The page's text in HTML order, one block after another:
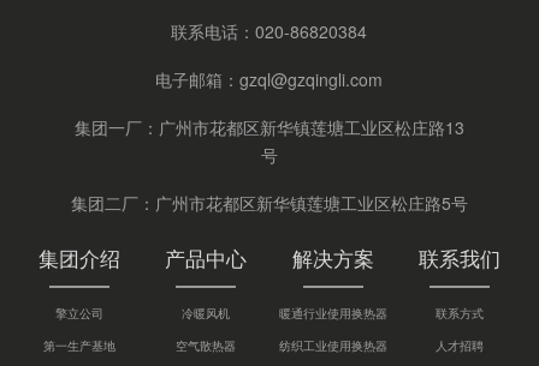
联系电话：020-86820384
电子邮箱：gzql@gzqingli.com
集团一厂：广州市花都区新华镇莲塘工业区松庄路13
号
集团二厂：广州市花都区新华镇莲塘工业区松庄路5号
集团介绍
擎立公司
第一生产基地
产品中心
冷暖风机
空气散热器
解决方案
暖通行业使用换热器
纺织工业使用换热器
联系我们
联系方式
人才招聘